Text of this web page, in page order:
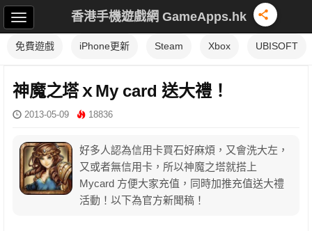
香港手機遊戲網 GameApps.hk
免費遊戲 iPhone更新 Steam Xbox UBISOFT
神魔之塔ｘMy card 送大禮！
2013-05-09 18836
好多人認為信用卡買石好麻煩，又會洗大左，
又或者無信用卡，所以神魔之塔就搭上
Mycard 方便大家充值，同時加推充值送大禮
活動！以下為官方新聞稿！